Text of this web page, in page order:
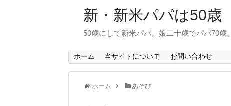
新・新米パパは50歳
50歳にして新米パパ。娘二十歳でパパ70歳
ホーム 当サイトについて お問い合わせ
ホーム あそび